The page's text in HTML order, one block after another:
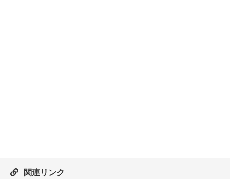
関連リンク